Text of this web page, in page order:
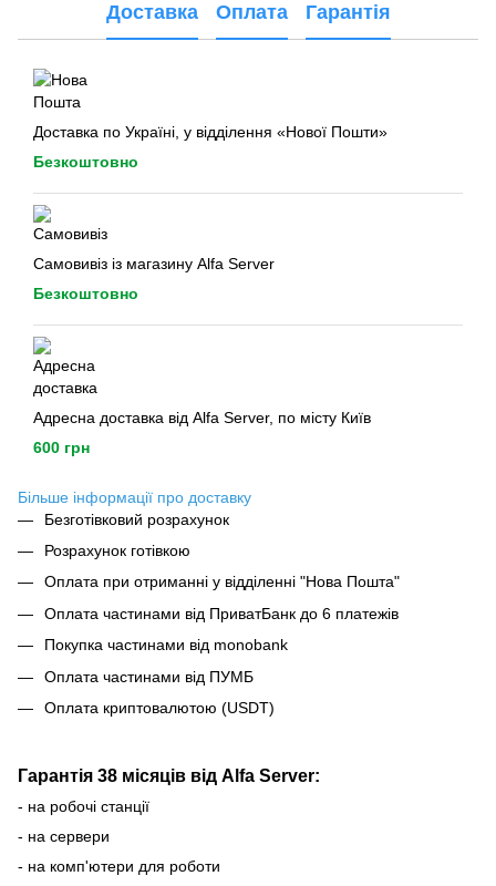
Доставка Оплата Гарантія
Доставка по Україні, у відділення «Нової Пошти»
Безкоштовно
Самовивіз із магазину Alfa Server
Безкоштовно
Адресна доставка від Alfa Server, по місту Київ
600 грн
Більше інформації про доставку
Безготівковий розрахунок
Розрахунок готівкою
Оплата при отриманні у відділенні "Нова Пошта"
Оплата частинами від ПриватБанк до 6 платежів
Покупка частинами від monobank
Оплата частинами від ПУМБ
Оплата криптовалютою (USDT)
Гарантія 38 місяців від Alfa Server:
- на робочі станції
- на сервери
- на комп'ютери для роботи